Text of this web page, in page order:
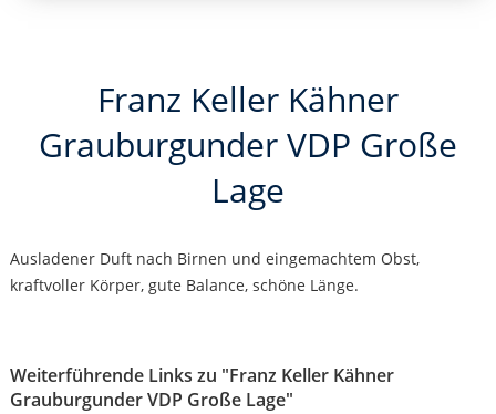
Franz Keller Kähner
Grauburgunder VDP Große
Lage
Ausladener Duft nach Birnen und eingemachtem Obst,
kraftvoller Körper, gute Balance, schöne Länge.
Weiterführende Links zu "Franz Keller Kähner
Grauburgunder VDP Große Lage"